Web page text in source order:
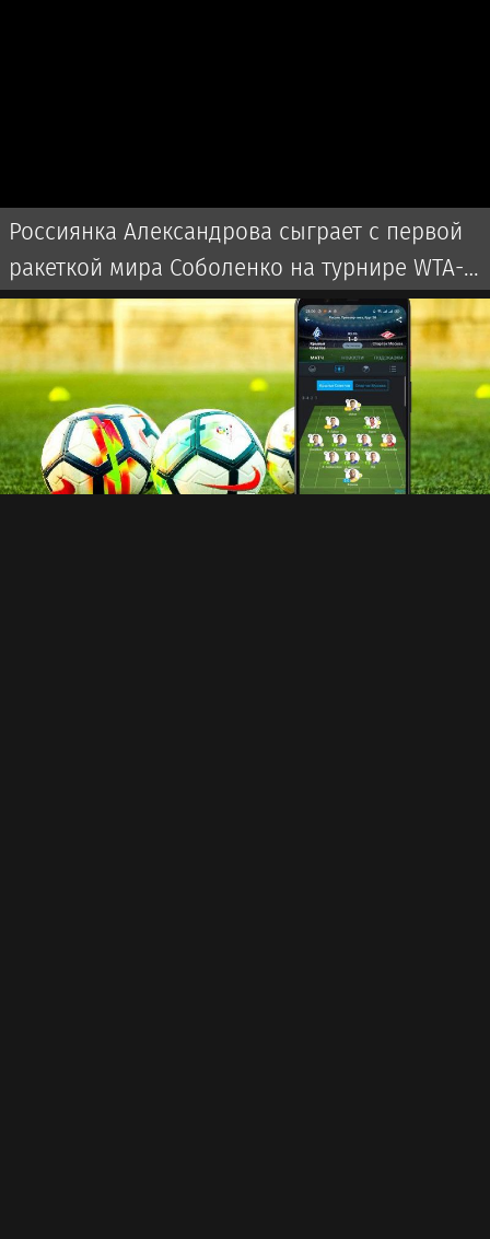
Россиянка Александрова сыграет с первой
ракеткой мира Соболенко на турнире WTA-
1000